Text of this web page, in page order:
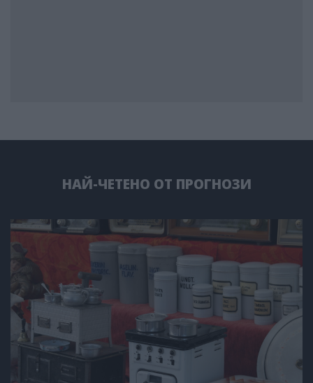
НАЙ-ЧЕТЕНО ОТ ПРОГНОЗИ